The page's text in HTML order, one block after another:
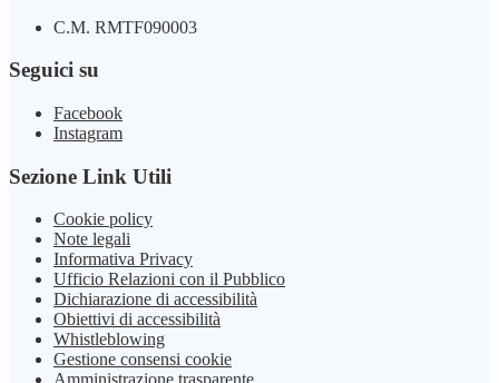
C.M. RMTF090003
Seguici su
Facebook
Instagram
Sezione Link Utili
Cookie policy
Note legali
Informativa Privacy
Ufficio Relazioni con il Pubblico
Dichiarazione di accessibilità
Obiettivi di accessibilità
Whistleblowing
Gestione consensi cookie